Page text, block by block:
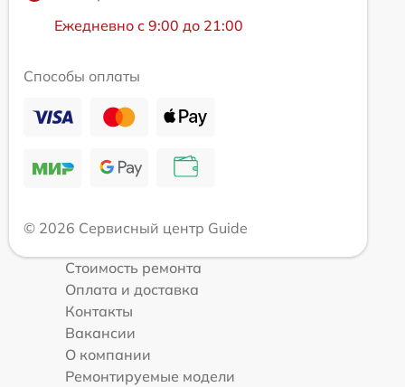
Ежедневно с 9:00 до 21:00
Способы оплаты
© 2026 Сервисный центр Guide
Стоимость ремонта
Оплата и доставка
Контакты
Вакансии
О компании
Ремонтируемые модели